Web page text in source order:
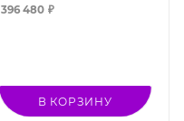
396 480 ₽
В КОРЗИНУ